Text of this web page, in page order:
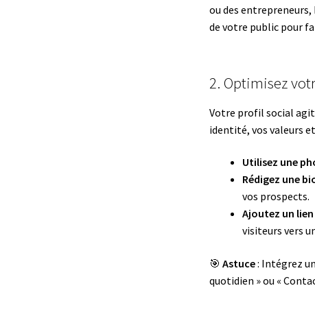
ou des
de votre public pour
2. Optimisez
Votre profil social
identité, vos valeurs
Utilisez une
Rédigez une
vos prospects.
Ajoutez un
visiteurs vers
🎯 Astuce: Intégrez
quotidien » ou «